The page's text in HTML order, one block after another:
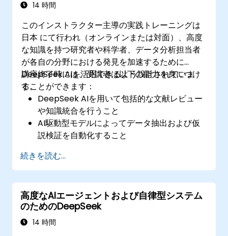
14 時間
このインストラクター主導の実践トレーニングは
日本 にて行われ（オンラインまたは対面）、高度
な知識を持つ研究者や科学者、データ分析担当者
が各自の分野における発見を加速するために
DeepSeek AIを活用できるよう設計されていま
す。
講座終了時には、受講者は以下の能力を身につけ
ることができます：
DeepSeek AIを用いて包括的な文献レビュー
や知識統合を行うこと
AI駆動型モデルによってデータ抽出および仮
説検証を自動化すること
活用すること
AIの支援を受けて体系的な科学報告書や論文
を作成すること
続きを読む...
高度なAIエージェントおよび自律型システム
のためのDeepSeek
14 時間